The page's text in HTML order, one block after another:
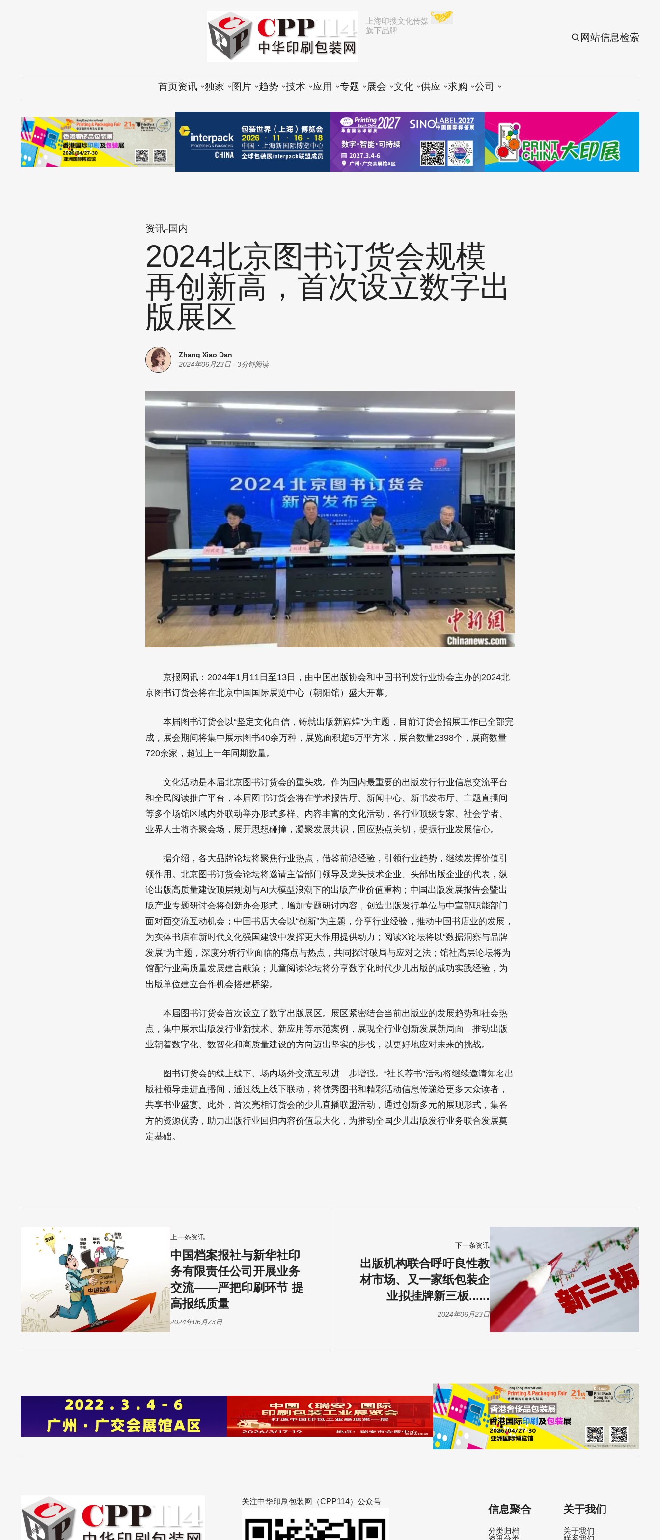
上海印搜文化传媒
旗下品牌
网站信息检索
首页资讯
国内
国际
独家
评论
访谈
话题
图片
活动
展会
设备
趋势
行业动态
企业动态
营销
商机
技术
印前
印中
印后
油墨
应用
胶印
数码
标签
丝印
其他
专题
展会
企业
咨询
展会
推荐
中国
东南亚
文化
文化创意
供应
会议
印刷设备
印刷材料
求购
印刷
包装
丝印
公司
印刷
包装
丝印
资讯-国内
2024北京图书订货会规模
再创新高，首次设立数字出
版展区
Zhang Xiao Dan
2024年06月23日- 3分钟阅读
京报网讯：2024年1月11日至13日，由中国出版协会和中国书刊发行业协会主办的2024北
京图书订货会将在北京中国国际展览中心（朝阳馆）盛大开幕。
本届图书订货会以“坚定文化自信，铸就出版新辉煌”为主题，目前订货会招展工作已全部完
成，展会期间将集中展示图书40余万种，展览面积超5万平方米，展台数量2898个，展商数量
720余家，超过上一年同期数量。
文化活动是本届北京图书订货会的重头戏。作为国内最重要的出版发行行业信息交流平台
和全民阅读推广平台，本届图书订货会将在学术报告厅、新闻中心、新书发布厅、主题直播间
等多个场馆区域内外联动举办形式多样、内容丰富的文化活动，各行业顶级专家、社会学者、
业界人士将齐聚会场，展开思想碰撞，凝聚发展共识，回应热点关切，提振行业发展信心。
据介绍，各大品牌论坛将聚焦行业热点，借鉴前沿经验，引领行业趋势，继续发挥价值引
领作用。北京图书订货会论坛将邀请主管部门领导及龙头技术企业、头部出版企业的代表，纵
论出版高质量建设顶层规划与AI大模型浪潮下的出版产业价值重构；中国出版发展报告会暨出
版产业专题研讨会将创新办会形式，增加专题研讨内容，创造出版发行单位与中宣部职能部门
面对面交流互动机会；中国书店大会以“创新”为主题，分享行业经验，推动中国书店业的发展，
为实体书店在新时代文化强国建设中发挥更大作用提供动力；阅读X论坛将以“数据洞察与品牌
发展”为主题，深度分析行业面临的痛点与热点，共同探讨破局与应对之法；馆社高层论坛将为
馆配行业高质量发展建言献策；儿童阅读论坛将分享数字化时代少儿出版的成功实践经验，为
出版单位建立合作机会搭建桥梁。
本届图书订货会首次设立了数字出版展区。展区紧密结合当前出版业的发展趋势和社会热
点，集中展示出版发行业新技术、新应用等示范案例，展现全行业创新发展新局面，推动出版
业朝着数字化、数智化和高质量建设的方向迈出坚实的步伐，以更好地应对未来的挑战。
图书订货会的线上线下、场内场外交流互动进一步增强。“社长荐书”活动将继续邀请知名出
版社领导走进直播间，通过线上线下联动，将优秀图书和精彩活动信息传递给更多大众读者，
共享书业盛宴。此外，首次亮相订货会的少儿直播联盟活动，通过创新多元的展现形式，集各
方的资源优势，助力出版行业回归内容价值最大化，为推动全国少儿出版发行业务联合发展奠
定基础。
上一条资讯
中国档案报社与新华社印
务有限责任公司开展业务
交流——严把印刷环节 提
高报纸质量
2024年06月23日
下一条资讯
出版机构联合呼吁良性教
材市场、又一家纸包装企
业拟挂牌新三板......
2024年06月23日
关注中华印刷包装网（CPP114）公众号
信息聚合
分类归档
关于我们
关于我们